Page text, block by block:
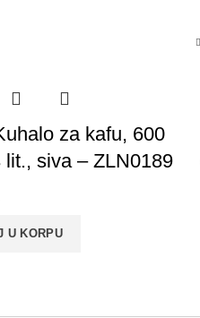
za kafu, 600
lit., siva – ZLN0189
U KORPU